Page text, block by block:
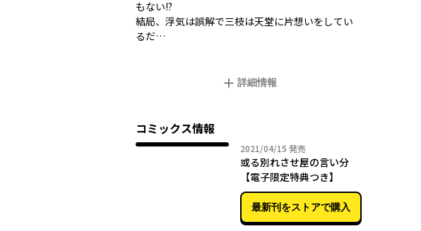
もない!?
結局、浮気は誤解で三枝は天堂に片想いをしてい
るだ…
詳細情報
コミックス情報
2021/04/15 2021年04月15日
発売
或る別れさせ屋の言い分
【電子限定特典つき】
最新刊をストアで購入